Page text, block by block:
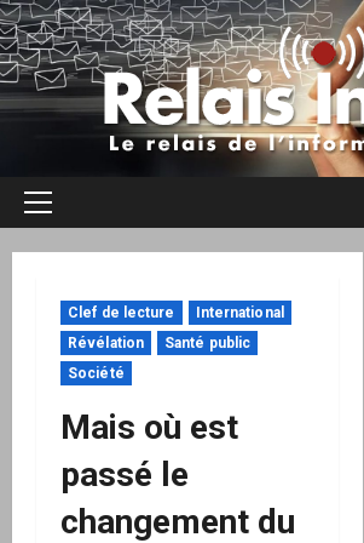
Aller
au
contenu
Menu
Clef de lecture
International
Révélation
Santé public
Société
Mais où est
passé le
changement du